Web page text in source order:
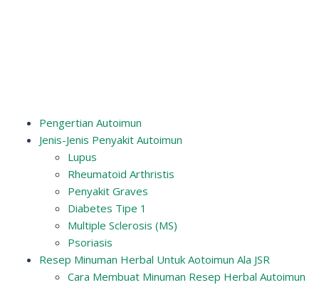
Pengertian Autoimun
Jenis-Jenis Penyakit Autoimun
Lupus
Rheumatoid Arthristis
Penyakit Graves
Diabetes Tipe 1
Multiple Sclerosis (MS)
Psoriasis
Resep Minuman Herbal Untuk Aotoimun Ala JSR
Cara Membuat Minuman Resep Herbal Autoimun